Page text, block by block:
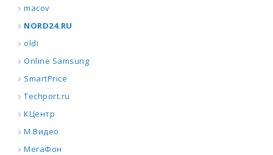
macov
NORD24.RU
oldi
Online Samsung
SmartPrice
Techport.ru
КЦентр
М.Видео
МегаФон